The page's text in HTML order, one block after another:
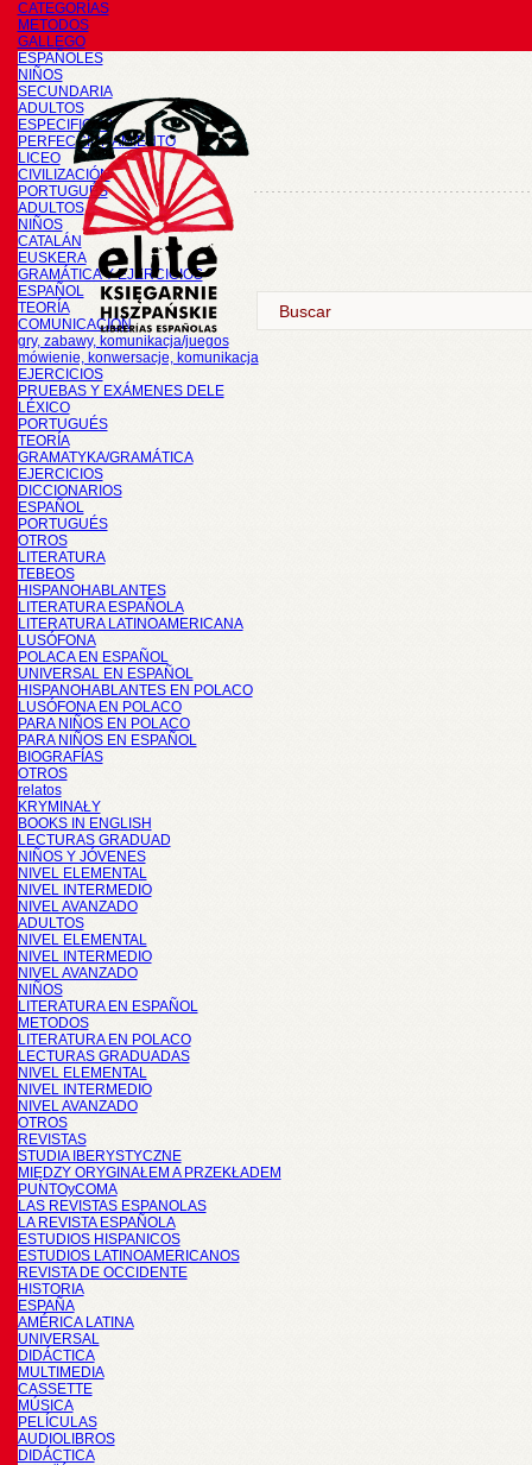
CATEGORÍAS
METODOS
GALLEGO
ESPAÑOLES
NIÑOS
SECUNDARIA
ADULTOS
ESPECIFICOS
PERFECCIONAMIENTO
LICEO
CIVILIZACIÓN
PORTUGUÉS
ADULTOS
NIÑOS
CATALÁN
EUSKERA
GRAMÁTICA Y EJERCICIOS
ESPAÑOL
TEORÍA
COMUNICACIÓN
gry, zabawy, komunikacja/juegos
mówienie, konwersacje, komunikacja
EJERCICIOS
PRUEBAS Y EXÁMENES DELE
LÉXICO
PORTUGUÉS
TEORÍA
GRAMATYKA/GRAMÁTICA
EJERCICIOS
DICCIONARIOS
ESPAÑOL
PORTUGUÉS
OTROS
LITERATURA
TEBEOS
HISPANOHABLANTES
LITERATURA ESPAÑOLA
LITERATURA LATINOAMERICANA
LUSÓFONA
POLACA EN ESPAÑOL
UNIVERSAL EN ESPAÑOL
HISPANOHABLANTES EN POLACO
LUSÓFONA EN POLACO
PARA NIÑOS EN POLACO
PARA NIÑOS EN ESPAÑOL
BIOGRAFÍAS
OTROS
relatos
KRYMINAŁY
BOOKS IN ENGLISH
LECTURAS GRADUAD
NIÑOS Y JÓVENES
NIVEL ELEMENTAL
NIVEL INTERMEDIO
NIVEL AVANZADO
ADULTOS
NIVEL ELEMENTAL
NIVEL INTERMEDIO
NIVEL AVANZADO
NIÑOS
LITERATURA EN ESPAÑOL
METODOS
LITERATURA EN POLACO
LECTURAS GRADUADAS
NIVEL ELEMENTAL
NIVEL INTERMEDIO
NIVEL AVANZADO
OTROS
REVISTAS
STUDIA IBERYSTYCZNE
MIĘDZY ORYGINAŁEM A PRZEKŁADEM
PUNTOyCOMA
LAS REVISTAS ESPANOLAS
LA REVISTA ESPAÑOLA
ESTUDIOS HISPANICOS
ESTUDIOS LATINOAMERICANOS
REVISTA DE OCCIDENTE
HISTORIA
ESPAÑA
AMÉRICA LATINA
UNIVERSAL
DIDÁCTICA
MULTIMEDIA
CASSETTE
MÚSICA
PELÍCULAS
AUDIOLIBROS
DIDÁCTICA